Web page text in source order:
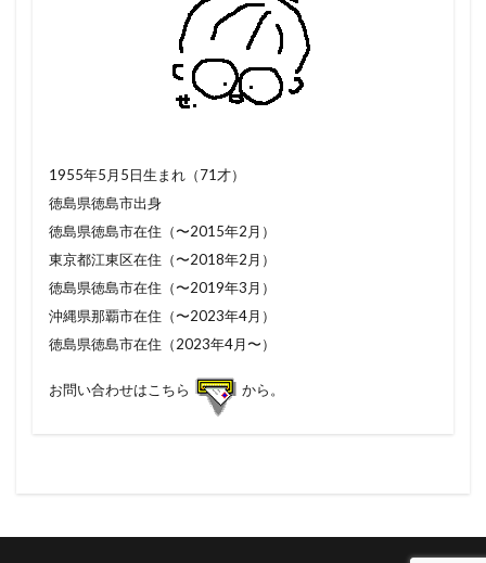
1955年5月5日生まれ（71才）
徳島県徳島市出身
徳島県徳島市在住（〜2015年2月）
東京都江東区在住（〜2018年2月）
徳島県徳島市在住（〜2019年3月）
沖縄県那覇市在住（〜2023年4月）
徳島県徳島市在住（2023年4月〜）
お問い合わせはこちら から。